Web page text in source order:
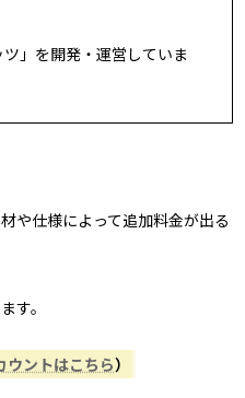
」を開発・運営していま
や仕様によって追加料金が出る
す。
ントはこちら）